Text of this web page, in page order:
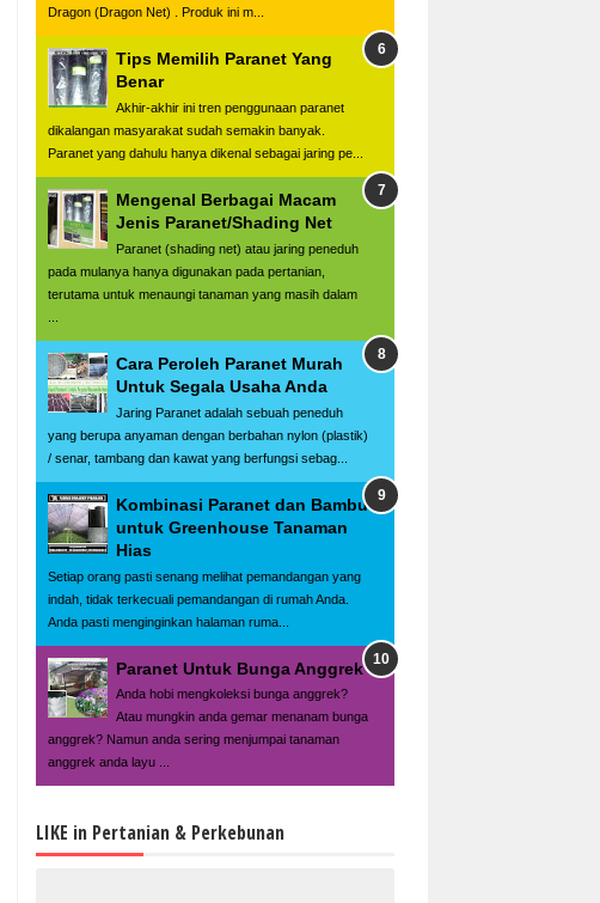
Dragon (Dragon Net) . Produk ini m...
Tips Memilih Paranet Yang
Benar
Akhir-akhir ini tren penggunaan paranet
dikalangan masyarakat sudah semakin banyak.
Paranet yang dahulu hanya dikenal sebagai jaring pe...
Mengenal Berbagai Macam
Jenis Paranet/Shading Net
Paranet (shading net) atau jaring peneduh
pada mulanya hanya digunakan pada pertanian,
terutama untuk menaungi tanaman yang masih dalam
Cara Peroleh Paranet Murah
Untuk Segala Usaha Anda
Jaring Paranet adalah sebuah peneduh
yang berupa anyaman dengan berbahan nylon (plastik)
/ senar, tambang dan kawat yang berfungsi sebag...
Kombinasi Paranet dan Bambu
untuk Greenhouse Tanaman
Hias
Setiap orang pasti senang melihat pemandangan yang
indah, tidak terkecuali pemandangan di rumah Anda.
Anda pasti menginginkan halaman ruma...
Paranet Untuk Bunga Anggrek
Anda hobi mengkoleksi bunga anggrek?
Atau mungkin anda gemar menanam bunga
anggrek? Namun anda sering menjumpai tanaman
anggrek anda layu ...
LIKE in Pertanian & Perkebunan